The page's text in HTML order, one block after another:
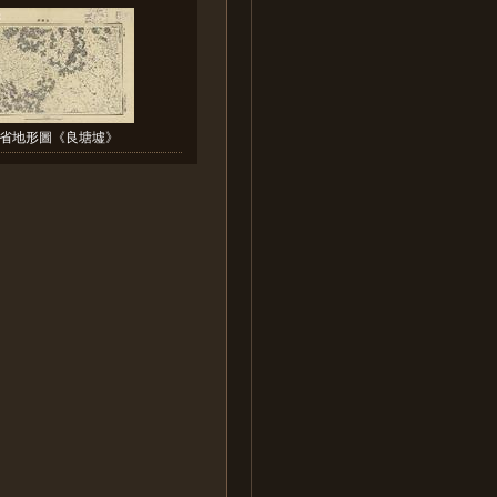
地形圖《良塘墟》